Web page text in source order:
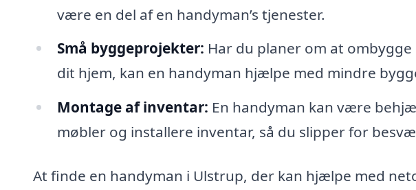
være en del af en handyman’s tjenester.
Små byggeprojekter: Har du planer om at
dit hjem, kan en handyman hjælpe med mindre
Montage af inventar: En handyman kan være
møbler og installere inventar, så du slipper for
At finde en handyman i Ulstrup, der kan hjælpe med